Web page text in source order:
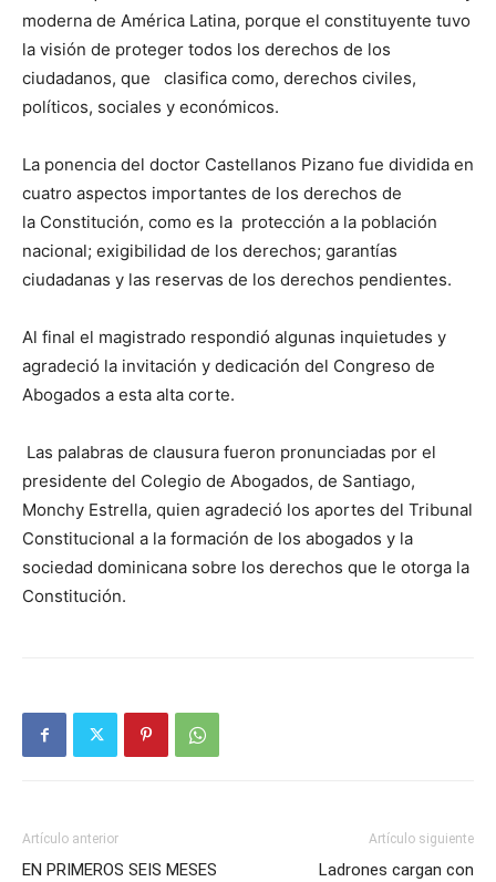
moderna de América Latina, porque el constituyente tuvo
la visión de proteger todos los derechos de los
ciudadanos, que clasifica como, derechos civiles,
políticos, sociales y económicos.
La ponencia del doctor Castellanos Pizano fue dividida en
cuatro aspectos importantes de los derechos de
la Constitución, como es la protección a la población
nacional; exigibilidad de los derechos; garantías
ciudadanas y las reservas de los derechos pendientes.
Al final el magistrado respondió algunas inquietudes y
agradeció la invitación y dedicación del Congreso de
Abogados a esta alta corte.
Las palabras de clausura fueron pronunciadas por el
presidente del Colegio de Abogados, de Santiago,
Monchy Estrella, quien agradeció los aportes del Tribunal
Constitucional a la formación de los abogados y la
sociedad dominicana sobre los derechos que le otorga la
Constitución.
Artículo anterior
EN PRIMEROS SEIS MESES
Artículo siguiente
Ladrones cargan con